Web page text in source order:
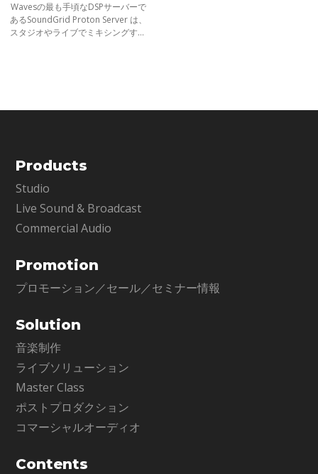
Wavesの最も手頃なDSPサーバーで
あるSoundGrid Proton Server は、
スタジオやライブでミキシングする
Products
Studio
Live Sound & Broadcast
Commercial Audio
Promotion
プロモーション／セール／セミナー情報
Solution
音楽制作
ライブソリューション
Master Class
ポストプロダクション
コマーシャルオーディオ
Contents